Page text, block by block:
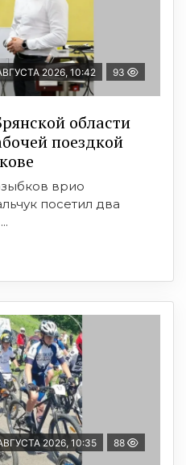
2026, 10:42 93
области
поездкой
врио
посетил два
2026, 10:35 88